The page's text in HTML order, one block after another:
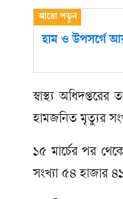
হাম ও উপসর্গে
স্বাস্থ্য
হামজনিত মৃত্যুর
১৫ মার্চের পর
সংখ্যা ৫৪ হাজার